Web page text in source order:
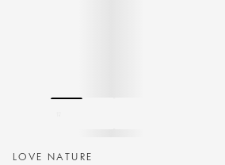
LOVE NATURE